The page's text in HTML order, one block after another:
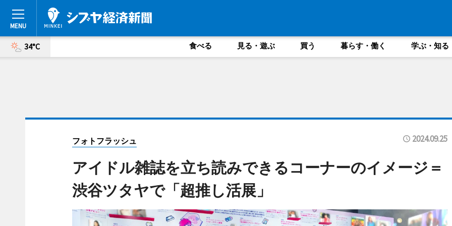
34°C 食べる 見る・遊ぶ 買う 暮らす・働く 学ぶ・知る
フォトフラッシュ 2024.09.25
アイドル雑誌を立ち読みできるコーナーのイメージ＝
渋谷ツタヤで「超推し活展」